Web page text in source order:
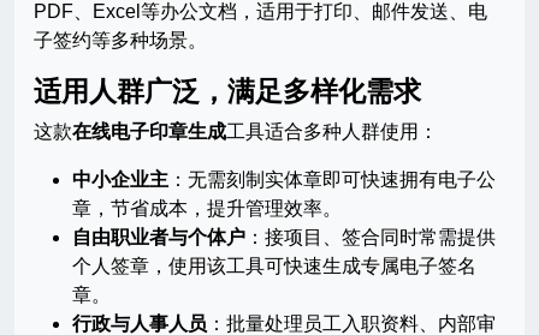
PDF、Excel等办公文档，适用于打印、邮件发送、电
子签约等多种场景。
适用人群广泛，满足多样化需求
这款在线电子印章生成工具适合多种人群使用：
中小企业主 ：无需刻制实体章即可快速拥有电子公
章，节省成本，提升管理效率。
自由职业者与个体户 ：接项目、签合同时常需提供
个人签章，使用该工具可快速生成专属电子签名
章。
行政与人事人员 ：批量处理员工入职资料、内部审